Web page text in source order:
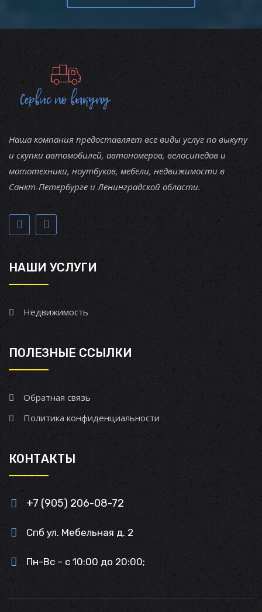
Наша компания предоставляет все виды услуг по выкупу
и скупки автомобилей, автономеров, велосипедов и
мототехники, ноутбуков, мебели, недвижимости в
Санкт-Петербурге и Ленинградской области.
НАШИ УСЛУГИ
Недвижимость
ПОЛЕЗНЫЕ ССЫЛКИ
Обратная связь
Политика конфиденциальности
КОНТАКТЫ
+7 (905) 206-08-72
Спб ул. Мебельная д. 2
Пн-Вс – с 10:00 до 20:00;